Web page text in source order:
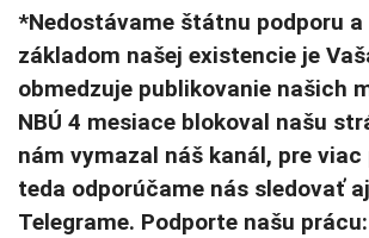
*Nedostávame štátnu podporu a
základom našej existencie je
obmedzuje publikovanie našich
NBÚ 4 mesiace blokoval našu
nám vymazal náš kanál, pre
teda odporúčame nás sledovať
Telegrame. Podporte našu